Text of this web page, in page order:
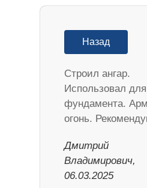
Назад
Строил ангар.
Использовал для
фундамента.
огонь.
Дмитрий
Владимирович,
06.03.2025